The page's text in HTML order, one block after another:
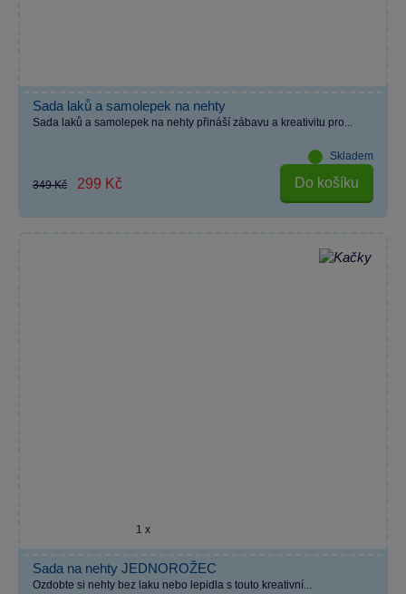
Sada laků a samolepek na nehty
Sada laků a samolepek na nehty přináší zábavu a kreativitu pro...
Skladem
349 Kč 299 Kč Do košíku
1 x
Sada na nehty JEDNOROŽEC
Ozdobte si nehty bez laku nebo lepidla s touto kreativní...